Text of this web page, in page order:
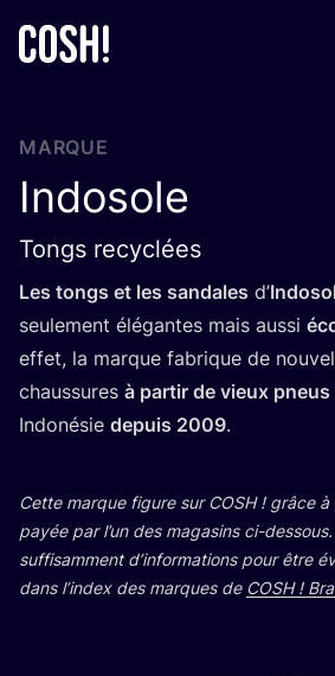
MARQUE
Indosole
Tongs recyclées
Les tongs et les san­dales d’
seule­ment élé­gantes mais aus­si
effet, la marque fabrique de
chaus­sures à par­tir de vieux
Indo­né­sie depuis 2009.
Cette marque figure sur COSH! grâce à
payée par l’un des maga­sins ci-
suf­fi­sam­ment d’in­for­ma­tions pour être
dans l’in­dex des marques de COSH!